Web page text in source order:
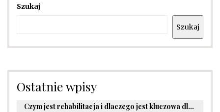
Szukaj
Szukaj
Ostatnie wpisy
Czym jest rehabilitacja i dlaczego jest kluczowa dla powrotu do zdrowia?